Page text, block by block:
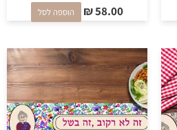
₪58.00 הוספה לסל